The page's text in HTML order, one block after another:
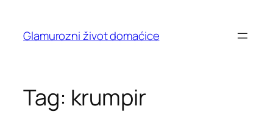
content
Glamurozni život domaćice
Tag: krumpir